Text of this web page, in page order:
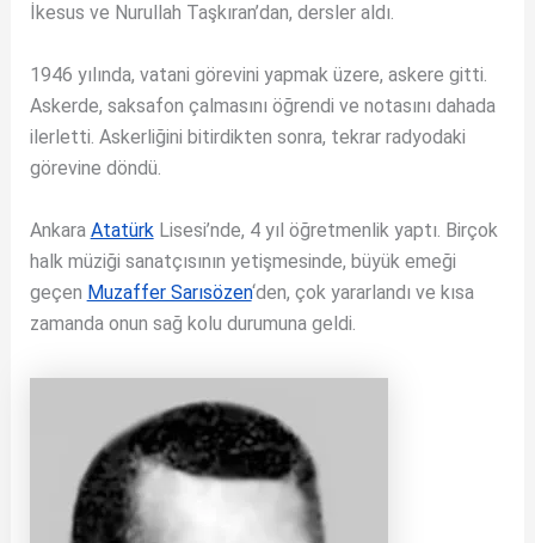
İkesus ve Nurullah Taşkıran’dan, dersler aldı.
1946 yılında, vatani görevini yapmak üzere, askere gitti.
Askerde, saksafon çalmasını öğrendi ve notasını dahada
ilerletti. Askerliğini bitirdikten sonra, tekrar radyodaki
görevine döndü.
Ankara Atatürk Lisesi’nde, 4 yıl öğretmenlik yaptı. Birçok
halk müziği sanatçısının yetişmesinde, büyük emeği
geçen Muzaffer Sarısözen‘den, çok yararlandı ve kısa
zamanda onun sağ kolu durumuna geldi.